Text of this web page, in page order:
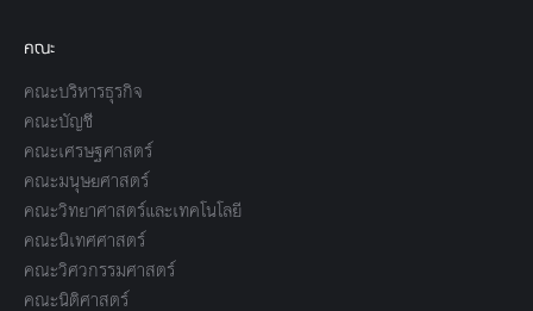
คณะ
คณะบริหารธุรกิจ
คณะบัญชี
คณะเศรษฐศาสตร์
คณะมนุษยศาสตร์
คณะวิทยาศาสตร์และเทคโนโลยี
คณะนิเทศศาสตร์
คณะวิศวกรรมศาสตร์
คณะนิติศาสตร์